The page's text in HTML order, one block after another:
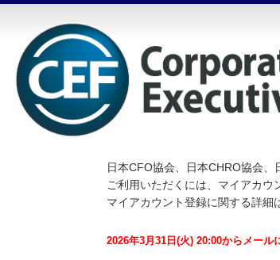
日本CFO協会、日本CHRO協会
ご利用いただくには、マイアカウ
マイアカウント登録に関する詳細
2026年3月31日(火) 20:00からメール